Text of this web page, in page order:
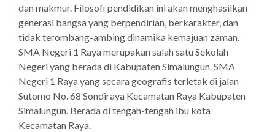
dan makmur. Filosofi pendidikan ini akan menghasilkan
generasi bangsa yang berpendirian, berkarakter, dan
tidak terombang-ambing dinamika kemajuan zaman.
SMA Negeri 1 Raya merupakan salah satu Sekolah
Negeri yang berada di Kabupaten Simalungun. SMA
Negeri 1 Raya yang secara geografis terletak di jalan
Sutomo No. 68 Sondiraya Kecamatan Raya Kabupaten
Simalungun. Berada di tengah-tengah ibu kota
Kecamatan Raya.